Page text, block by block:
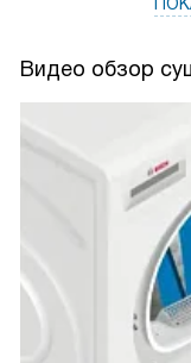
Видео обзор